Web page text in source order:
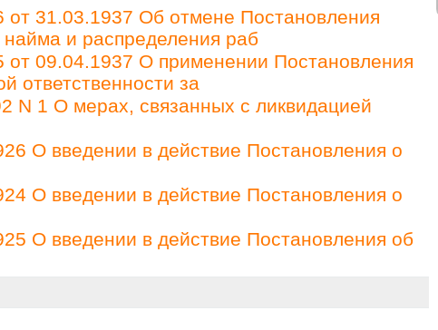
31.03.1937 Об отмене Постановления
и распределения раб
09.04.1937 О применении Постановления
ответственности за
N 1 О мерах, связанных с ликвидацией
О введении в действие Постановления о
О введении в действие Постановления о
О введении в действие Постановления об